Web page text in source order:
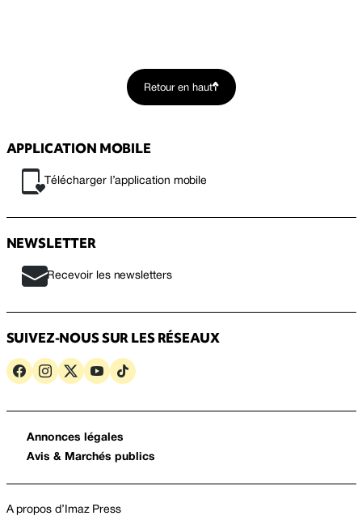
Retour en haut
APPLICATION MOBILE
Télécharger l’application mobile
NEWSLETTER
Recevoir les newsletters
SUIVEZ-NOUS SUR LES RÉSEAUX
Annonces légales
Avis & Marchés publics
A propos d’Imaz Press